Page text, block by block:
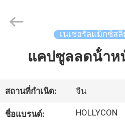
ผลิตภัณฑ์
Biotechnology
เนเชอรัลแม็กซ์ส
แคปซูลลดน้ําห
สถานที่กำเนิด: จีน
ชื่อแบรนด์: HOLLYCON